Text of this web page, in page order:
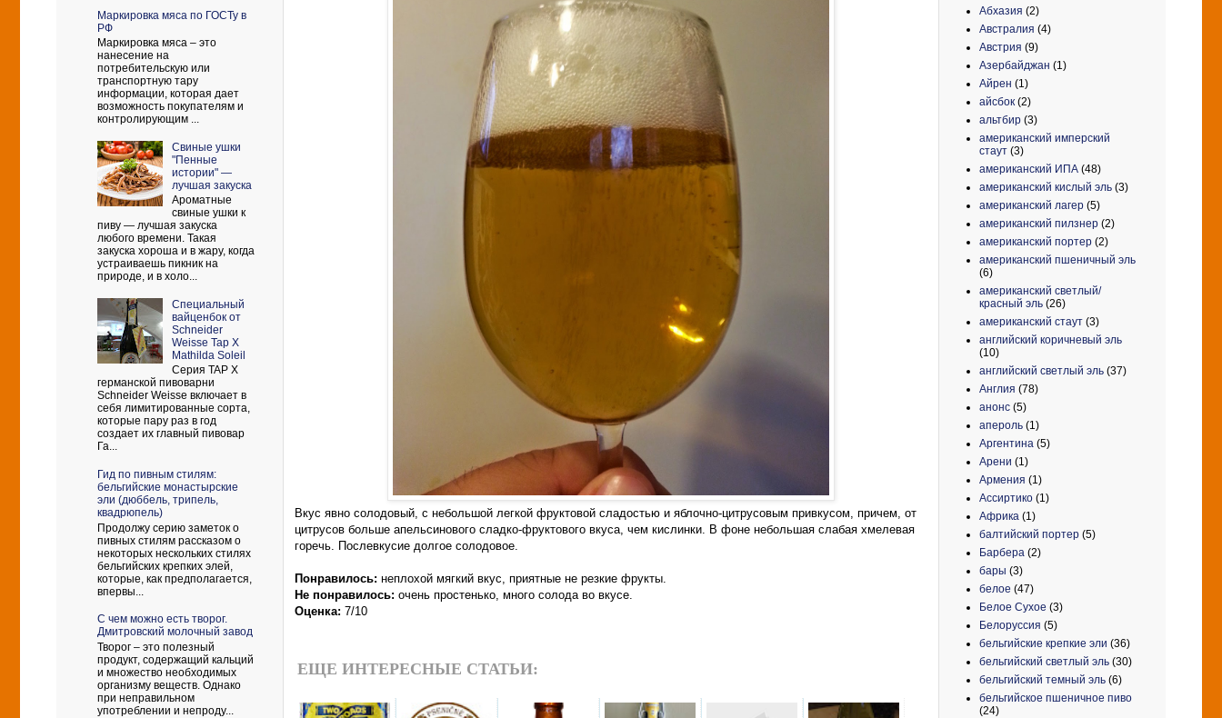
Вкус явно солодовый, с небольшой легкой фруктовой сладостью и яблочно-цитрусовым привкусом, причем, от
цитрусов больше апельсинового сладко-фруктового вкуса, чем кислинки. В фоне небольшая слабая хмелевая
горечь. Послевкусие долгое солодовое.
Понравилось: неплохой мягкий вкус, приятные не резкие фрукты.
Не понравилось: очень простенько, много солода во вкусе.
Оценка: 7/10
ЕЩЕ ИНТЕРЕСНЫЕ СТАТЬИ:
Маркировка мяса по ГОСТу в
РФ
Маркировка мяса – это
нанесение на
потребительскую или
транспортную тару
информации, которая дает
возможность покупателям и
контролирующим ...
Свиные ушки
"Пенные
истории" —
лучшая закуска
Ароматные
свиные ушки к
пиву — лучшая закуска
любого времени. Такая
закуска хороша и в жару, когда
устраиваешь пикник на
природе, и в холо...
Cпециальный
вайценбок от
Schneider
Weisse Tap X
Mathilda Soleil
Серия TAP X
германской пивоварни
Schneider Weisse включает в
себя лимитированные сорта,
которые пару раз в год
создает их главный пивовар
Га...
Гид по пивным стилям:
бельгийские монастырские
эли (дюббель, трипель,
квадрюпель)
Продолжу серию заметок о
пивных стилям рассказом о
некоторых нескольких стилях
бельгийских крепких элей,
которые, как предполагается,
впервы...
С чем можно есть творог.
Дмитровский молочный завод
Творог – это полезный
продукт, содержащий кальций
и множество необходимых
организму веществ. Однако
при неправильном
употреблении и непроду...
Абхазия (2)
Австралия (4)
Австрия (9)
Азербайджан (1)
Айрен (1)
айсбок (2)
альтбир (3)
американский имперский
стаут (3)
американский ИПА (48)
американский кислый эль (3)
американский лагер (5)
американский пилзнер (2)
американский портер (2)
американский пшеничный эль
(6)
американский светлый/
красный эль (26)
американский стаут (3)
английский коричневый эль
(10)
английский светлый эль (37)
Англия (78)
анонс (5)
апероль (1)
Аргентина (5)
Арени (1)
Армения (1)
Ассиртико (1)
Африка (1)
балтийский портер (5)
Барбера (2)
бары (3)
белое (47)
Белое Сухое (3)
Белоруссия (5)
бельгийские крепкие эли (36)
бельгийский светлый эль (30)
бельгийский темный эль (6)
бельгийское пшеничное пиво
(24)